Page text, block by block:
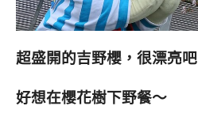
超盛開的吉野櫻，很漂亮吧
好想在櫻花樹下野餐～